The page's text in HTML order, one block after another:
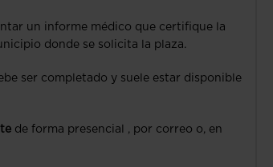
un informe médico que certifique la
donde se solicita la plaza.
ser completado y suele estar disponible
de forma presencial , por correo o, en